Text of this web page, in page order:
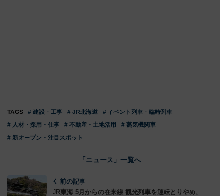
TAGS # 建設・工事 # JR北海道
# イベント列車・臨時列車
# 人材・採用・仕事
# 不動産・土地活用
# 蒸気機関車
# 新オープン・注目スポット
「ニュース」一覧へ
前の記事
JR東海 5月からの在来線 観光列車を運転とりやめ、